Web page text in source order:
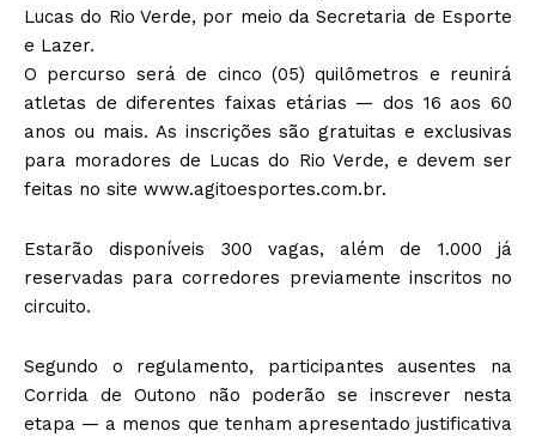
Lucas do Rio Verde, por meio da Secretaria de Esporte
e Lazer.
O percurso será de cinco (05) quilômetros e reunirá
atletas de diferentes faixas etárias — dos 16 aos 60
anos ou mais. As inscrições são gratuitas e exclusivas
para moradores de Lucas do Rio Verde, e devem ser
feitas no site www.agitoesportes.com.br.
Estarão disponíveis 300 vagas, além de 1.000 já
reservadas para corredores previamente inscritos no
circuito.
Segundo o regulamento, participantes ausentes na
Corrida de Outono não poderão se inscrever nesta
etapa — a menos que tenham apresentado justificativa